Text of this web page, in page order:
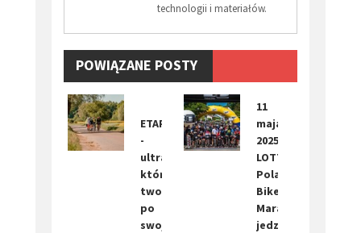
technologii i materiałów.
POWIĄZANE POSTY
ETAPÓWKA
-
ultra,
które
tworzysz
po
swojemu!
​11
maja
2025.
LOTTO
Poland
Bike
Marathon
jedzie